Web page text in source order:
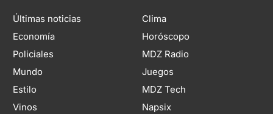
Últimas noticias
Economía
Policiales
Mundo
Estilo
Vinos
Clima
Horóscopo
MDZ Radio
Juegos
MDZ Tech
Napsix